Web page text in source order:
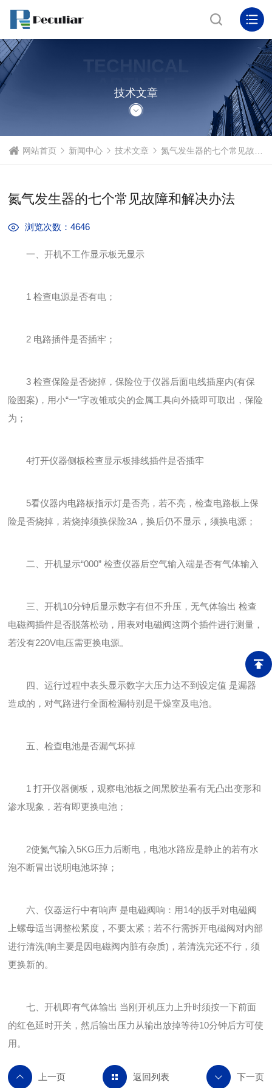
ARTICLE
技术文章
网站首页 新闻中心 技术文章 氮气发生器的七个常见故障和解决办法
氮气发生器的七个常见故障和解决办法
浏览次数：4646
一、开机不工作显示板无显示
1 检查电源是否有电；
2 电路插件是否插牢；
3 检查保险是否烧掉，保险位于仪器后面电线插座内(有保
险图案)，用小“一”字改锥或尖的金属工具向外撬即可取出，保险
为；
4打开仪器侧板检查显示板排线插件是否插牢
5看仪器内电路板指示灯是否亮，若不亮，检查电路板上保
险是否烧掉，若烧掉须换保险3A，换后仍不显示，须换电源；
二、开机显示“000” 检查仪器后空气输入端是否有气体输入
三、开机10分钟后显示数字有但不升压，无气体输出 检查
电磁阀插件是否脱落松动，用表对电磁阀这两个插件进行测量，
若没有220V电压需更换电源。
四、运行过程中表头显示数字大压力达不到设定值 是漏器
造成的，对气路进行全面检漏特别是干燥室及电池。
五、检查电池是否漏气坏掉
1 打开仪器侧板，观察电池板之间黑胶垫看有无凸出变形和
渗水现象，若有即更换电池；
2使氮气输入5KG压力后断电，电池水路应是静止的若有水
泡不断冒出说明电池坏掉；
六、仪器运行中有响声 是电磁阀响：用14的扳手对电磁阀
上螺母适当调整松紧度，不要太紧；若不行需拆开电磁阀对内部
进行清洗(响主要是因电磁阀内脏有杂质)，若清洗完还不行，须
更换新的。
七、开机即有气体输出 当刚开机压力上升时须按一下前面
的红色延时开关，然后输出压力从输出放掉等待10分钟后方可使
用。
返回列表